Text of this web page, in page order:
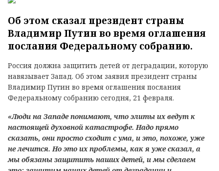
Об этом сказал президент страны
Владимир Путин во время оглашения
послания Федеральному собранию.
Россия должна защитить детей от деградации, которую
навязывает Запад. Об этом заявил президент страны
Владимир Путин во время оглашения послания
Федеральному собранию сегодня, 21 февраля.
«Люди на Западе понимают, что элиты их ведут к
настоящей духовной катастрофе. Надо прямо
сказать, они просто сходит с ума, и это, похоже, уже
не лечится. Но это их проблемы, как я уже сказал, а
мы обязаны защитить наших детей, и мы сделаем